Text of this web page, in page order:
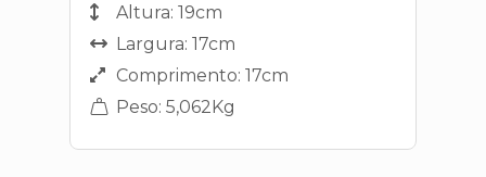
Altura: 19cm
Largura: 17cm
Comprimento: 17cm
Peso: 5,062Kg